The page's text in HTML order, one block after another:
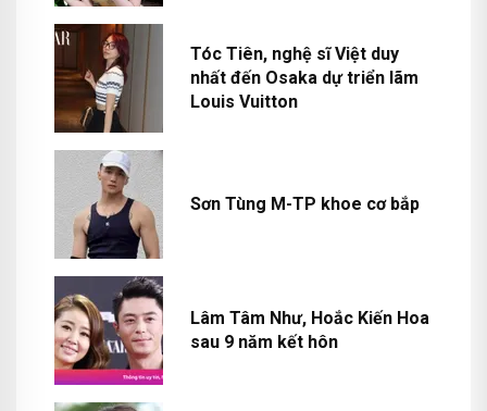
Tóc Tiên, nghệ sĩ Việt duy
nhất đến Osaka dự triển lãm
Louis Vuitton
Sơn Tùng M-TP khoe cơ bắp
Lâm Tâm Như, Hoắc Kiến Hoa
sau 9 năm kết hôn